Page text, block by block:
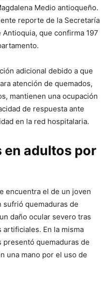
Medio antioqueño.
reporte de la Secretaría
que confirma 197
adicional debido a que
atención de quemados,
mantienen una ocupación
de respuesta ante
en la red hospitalaria.
en adultos por
encuentra el de un joven
sufrió quemaduras de
daño ocular severo tras
En la misma
presentó quemaduras de
una mano por el uso de